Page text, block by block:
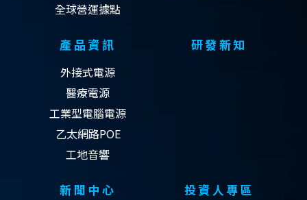
全球營運據點
產品資訊
外接式電源
醫療電源
工業型電腦電源
乙太網路POE
工地音響
研發新知
新聞中心 投資人專區